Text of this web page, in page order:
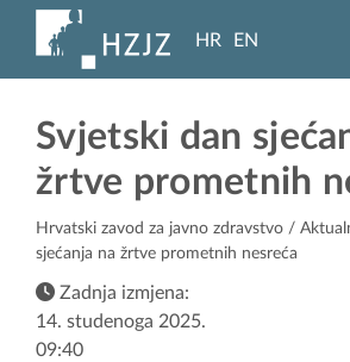
HR EN
Svjetski dan
žrtve prometnih
Hrvatski zavod za javno zdravstvo /
sjećanja na žrtve prometnih nesreća
Zadnja izmjena:
14. studenoga 2025.
09:40